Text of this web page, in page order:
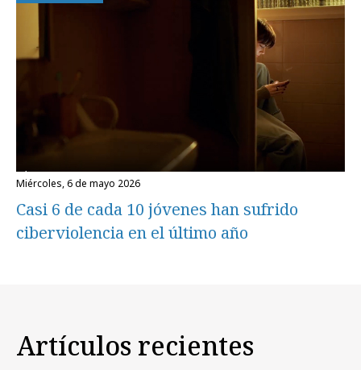
miércoles, 6 de mayo 2026
Casi 6 de cada 10 jóvenes han sufrido
ciberviolencia en el último año
Artículos recientes